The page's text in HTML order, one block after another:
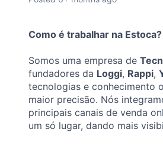
Como é trabalhar na Estoca?
Somos uma empresa de
fundadores da Loggi, Rappi,
tecnologias e conhecimento
maior precisão. Nós
principais canais de venda
um só lugar, dando mais